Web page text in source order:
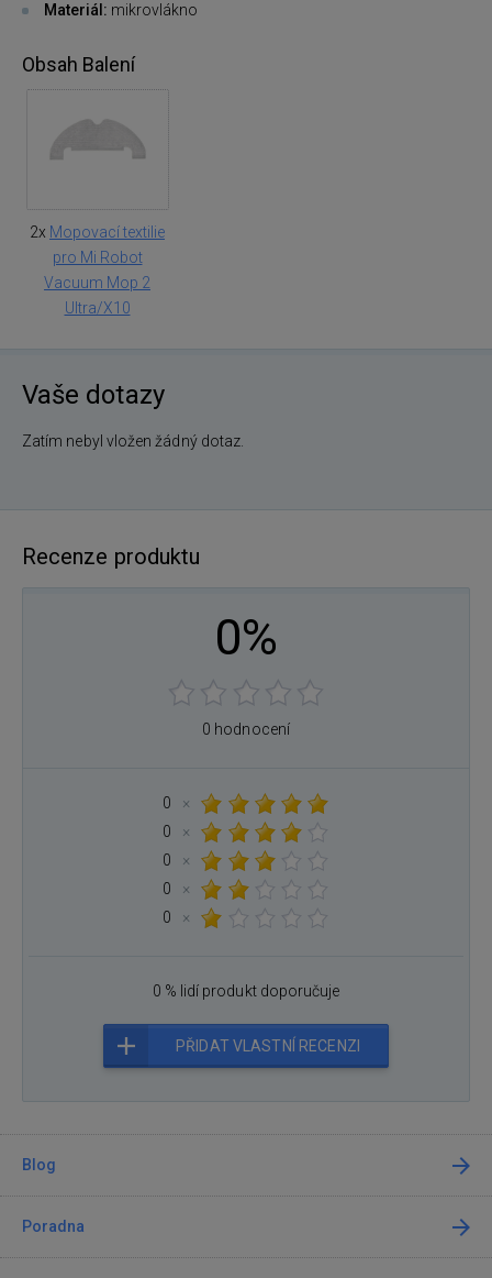
Materiál: mikrovlákno
Obsah Balení
2x Mopovací textilie
pro Mi Robot
Vacuum Mop 2
Ultra/X10
Vaše dotazy
Zatím nebyl vložen žádný dotaz.
Recenze produktu
0%
0 hodnocení
0
×
0
×
0
×
0
×
0
×
0 % lidí produkt doporučuje
PŘIDAT VLASTNÍ RECENZI
Blog
Poradna